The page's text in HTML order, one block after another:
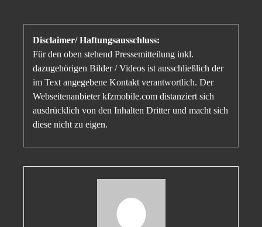
Disclaimer/ Haftungsausschluss:
Für den oben stehend Pressemitteilung inkl.
dazugehörigen Bilder / Videos ist ausschließlich der
im Text angegebene Kontakt verantwortlich. Der
Webseitenanbieter kfzmobile.com distanziert sich
ausdrücklich von den Inhalten Dritter und macht sich
diese nicht zu eigen.